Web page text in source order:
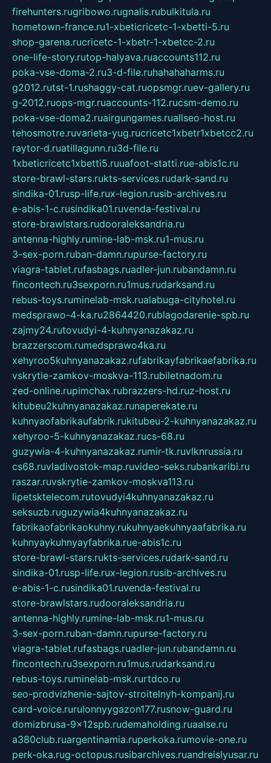
firehunters.rugribowo.rugnalis.rubulkitula.ru
hometown-france.ru1-xbeticricetc-1-xbetti-5.ru
shop-garena.rucricetc-1-xbetr-1-xbetcc-2.ru
one-life-story.rutop-halyava.ruaccounts112.ru
poka-vse-doma-2.ru3-d-file.ruhahahaharms.ru
g2012.rutst-1.rushaggy-cat.ruopsmgr.ruev-gallery.ru
g-2012.ruops-mgr.ruaccounts-112.rucsm-demo.ru
poka-vse-doma2.ruairgungames.ruallseo-host.ru
tehosmotre.ruvarieta-yug.rucricetc1xbetr1xbetcc2.ru
raytor-d.ruatillagunn.ru3d-file.ru
1xbeticricetc1xbetti5.ruuafoot-statti.rue-abis1c.ru
store-brawl-stars.rukts-services.rudark-sand.ru
sindika-01.rusp-life.rux-legion.rusib-archives.ru
e-abis-1-c.rusindika01.ruvenda-festival.ru
store-brawlstars.rudooraleksandria.ru
antenna-highly.rumine-lab-msk.ru1-mus.ru
3-sex-porn.ruban-damn.rupurse-factory.ru
viagra-tablet.rufasbags.ruadler-jun.rubandamn.ru
fincontech.ru3sexporn.ru1mus.rudarksand.ru
rebus-toys.ruminelab-msk.rualabuga-cityhotel.ru
medsprawo-4-ka.ru2864420.rublagodarenie-spb.ru
zajmy24.rutovudyi-4-kuhnyanazakaz.ru
brazzerscom.rumedsprawo4ka.ru
xehyroo5kuhnyanazakaz.rufabrikayfabrikaefabrika.ru
vskrytie-zamkov-moskva-113.rubiletnadom.ru
zed-online.rupimchax.rubrazzers-hd.ruz-host.ru
kitubeu2kuhnyanazakaz.runaperekate.ru
kuhnyaofabrikaufabrik.rukitubeu-2-kuhnyanazakaz.ru
xehyroo-5-kuhnyanazakaz.rucs-68.ru
guzywia-4-kuhnyanazakaz.rumir-tk.ruvlknrussia.ru
cs68.ruvladivostok-map.ruvideo-seks.rubankaribi.ru
raszar.ruvskrytie-zamkov-moskva113.ru
lipetsktelecom.rutovudyi4kuhnyanazakaz.ru
seksuzb.ruguzywia4kuhnyanazakaz.ru
fabrikaofabrikaokuhny.rukuhnyaekuhnyaafabrika.ru
kuhnyaykuhnyayfabrika.rue-abis1c.ru
store-brawl-stars.rukts-services.rudark-sand.ru
sindika-01.rusp-life.rux-legion.rusib-archives.ru
e-abis-1-c.rusindika01.ruvenda-festival.ru
store-brawlstars.rudooraleksandria.ru
antenna-highly.rumine-lab-msk.ru1-mus.ru
3-sex-porn.ruban-damn.rupurse-factory.ru
viagra-tablet.rufasbags.ruadler-jun.rubandamn.ru
fincontech.ru3sexporn.ru1mus.rudarksand.ru
rebus-toys.ruminelab-msk.rurtdco.ru
seo-prodvizhenie-sajtov-stroitelnyh-kompanij.ru
card-voice.rurulonnyygazon177.rusnow-guard.ru
domizbrusa-9x12spb.rudemaholding.ruaalse.ru
a380club.ruargentinamia.ruperkoka.rumovie-one.ru
perk-oka.rug-octopus.rusibarchives.ruandreislyusar.ru